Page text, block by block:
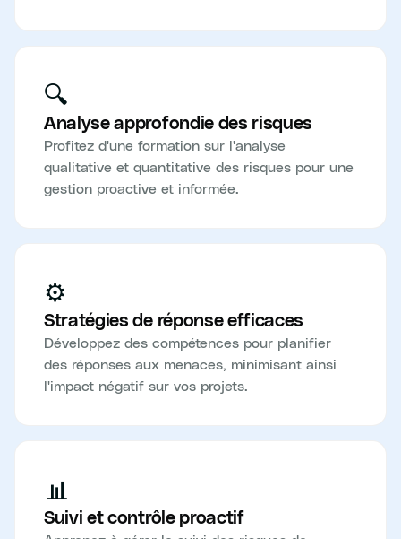
🔍
Analyse approfondie des risques
Profitez d'une formation sur l'analyse
qualitative et quantitative des risques pour une
gestion proactive et informée.
⚙️
Stratégies de réponse efficaces
Développez des compétences pour planifier
des réponses aux menaces, minimisant ainsi
l'impact négatif sur vos projets.
📊
Suivi et contrôle proactif